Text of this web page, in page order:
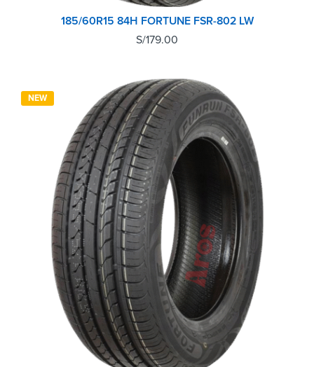
185/60R15 84H FORTUNE FSR-802 LW
S/179.00
NEW